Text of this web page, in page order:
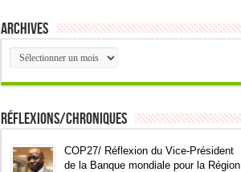
Archives
Archives
Réflexions/Chroniques
COP27/ Réflexion du Vice-Président
de la Banque mondiale pour la Région